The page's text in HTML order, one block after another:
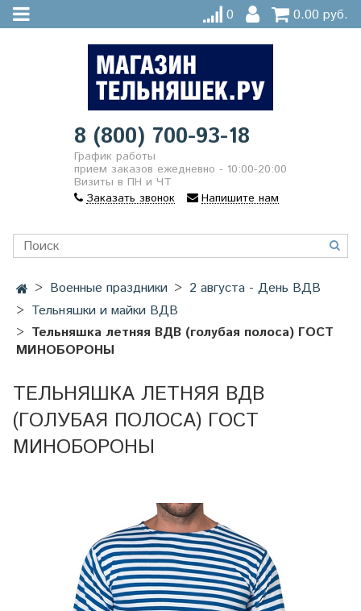
0 0.00 руб.
8 (800) 700-93-18
График работы
прием заказов ежедневно - 10:00-20:00
Визиты в ПН и ЧТ
Заказать звонок
Напишите нам
Военные праздники
2 августа - День ВДВ
Тельняшки и майки ВДВ
Тельняшка летняя ВДВ (голубая полоса) ГОСТ
МИНОБОРОНЫ
ТЕЛЬНЯШКА ЛЕТНЯЯ ВДВ
(ГОЛУБАЯ ПОЛОСА) ГОСТ
МИНОБОРОНЫ